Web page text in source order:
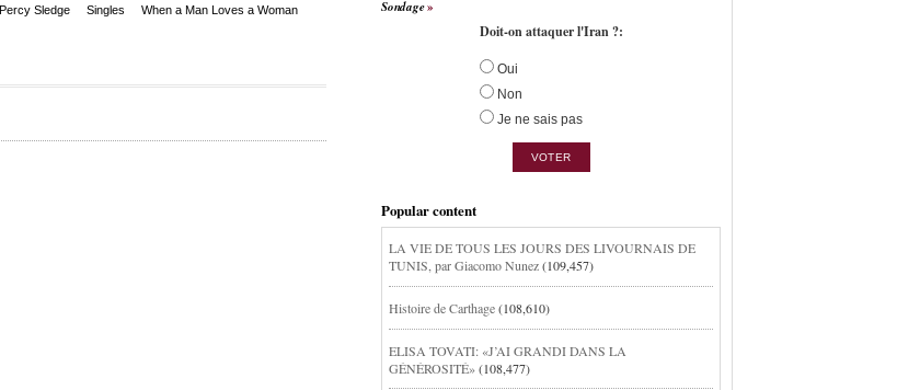
Percy Sledge Singles
When a Man Loves a Woman
Sondage
Doit-on attaquer l'Iran ?:
Oui
Non
Je ne sais pas
Popular content
LA VIE DE TOUS LES JOURS DES LIVOURNAIS DE
TUNIS, par Giacomo Nunez(109,457)
Histoire de Carthage(108,610)
ELISA TOVATI: «J’AI GRANDI DANS LA
GÉNÉROSITÉ»(108,477)